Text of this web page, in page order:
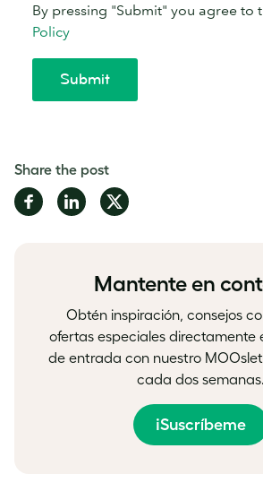
Share the post
Share
on
Share
on
Share
on
Mantente en
Obtén inspiración, consejos
ofertas especiales directamente
de entrada con nuestro
cada dos semanas.
¡Suscríbeme